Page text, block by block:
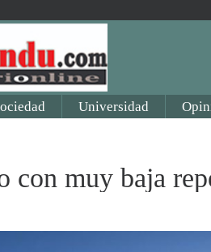
Universidad
con muy baja